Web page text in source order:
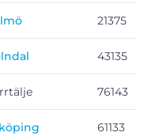
21375
43135
76143
61133